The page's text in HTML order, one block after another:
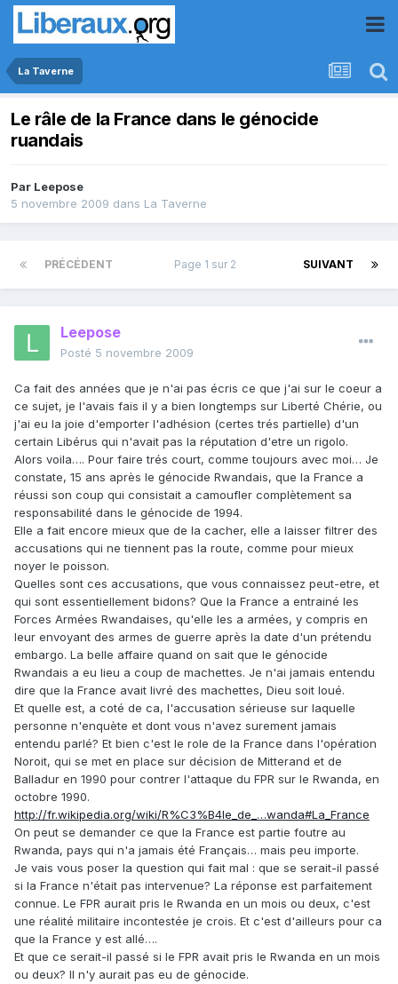
La Taverne
Le râle de la France dans le génocide
ruandais
Par Leepose
5 novembre 2009 dans La Taverne
PRÉCÉDENT SUIVANT
Page 1 sur 2
Leepose
Posté 5 novembre 2009
Ca fait des années que je n'ai pas écris ce que j'ai sur le coeur a
ce sujet, je l'avais fais il y a bien longtemps sur Liberté Chérie, ou
j'ai eu la joie d'emporter l'adhésion (certes trés partielle) d'un
certain Libérus qui n'avait pas la réputation d'etre un rigolo.
Alors voila…. Pour faire trés court, comme toujours avec moi… Je
constate, 15 ans après le génocide Rwandais, que la France a
réussi son coup qui consistait a camoufler complètement sa
responsabilité dans le génocide de 1994.
Elle a fait encore mieux que de la cacher, elle a laisser filtrer des
accusations qui ne tiennent pas la route, comme pour mieux
noyer le poisson.
Quelles sont ces accusations, que vous connaissez peut-etre, et
qui sont essentiellement bidons? Que la France a entrainé les
Forces Armées Rwandaises, qu'elle les a armées, y compris en
leur envoyant des armes de guerre après la date d'un prétendu
embargo. La belle affaire quand on sait que le génocide
Rwandais a eu lieu a coup de machettes. Je n'ai jamais entendu
dire que la France avait livré des machettes, Dieu soit loué.
Et quelle est, a coté de ca, l'accusation sérieuse sur laquelle
personne n'enquète et dont vous n'avez surement jamais
entendu parlé? Et bien c'est le role de la France dans l'opération
Noroit, qui se met en place sur décision de Mitterand et de
Balladur en 1990 pour contrer l'attaque du FPR sur le Rwanda, en
octobre 1990.
http://fr.wikipedia.org/wiki/R%C3%B4le_de_…wanda#La_France
On peut se demander ce que la France est partie foutre au
Rwanda, pays qui n'a jamais été Français… mais peu importe.
Je vais vous poser la question qui fait mal : que se serait-il passé
si la France n'était pas intervenue? La réponse est parfaitement
connue. Le FPR aurait pris le Rwanda en un mois ou deux, c'est
une réalité militaire incontestée je crois. Et c'est d'ailleurs pour ca
que la France y est allé….
Et que ce serait-il passé si le FPR avait pris le Rwanda en un mois
ou deux? Il n'y aurait pas eu de génocide.